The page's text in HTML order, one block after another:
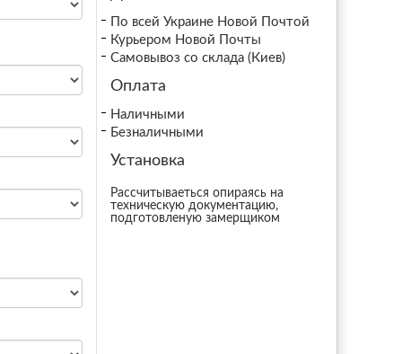
По всей Украине Новой Почтой
Курьером Новой Почты
Самовывоз со склада (Киев)
Оплата
Наличными
Безналичными
Установка
Рассчитываеться опираясь на
техническую документацию,
подготовленую замерщиком